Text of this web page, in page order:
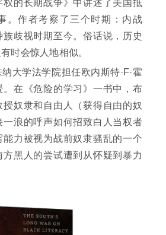
权的长期战争》中讲述了美国抵
。作者考察了三个时期：内战
歧视时期至今。俗话说，历史
时会惊人地相似。
大学法学院担任欧内斯特·F·霍
。在《危险的学习》一书中，布
奴隶和自由人（获得自由的奴
一浪的呼声如何招致白人当权者
能力被视为战前奴隶骚乱的一个
方黑人的尝试遭到从怀疑到暴力